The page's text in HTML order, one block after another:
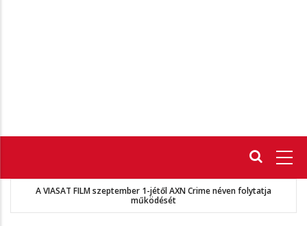
A VIASAT FILM szeptember 1-jétől AXN Crime néven folytatja
működését